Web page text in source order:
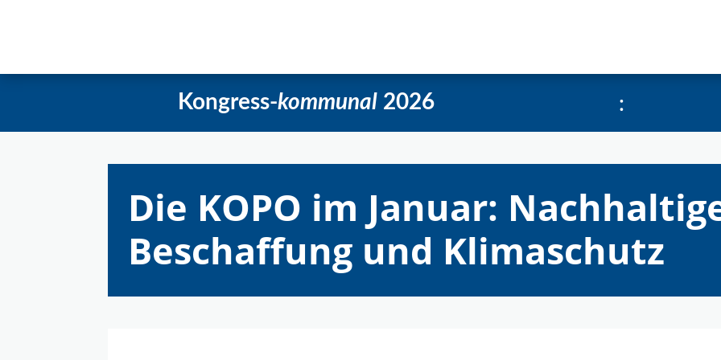
Kongress-kommunal 2026 :
Die KOPO im Januar:
Beschaffung und Klimaschutz